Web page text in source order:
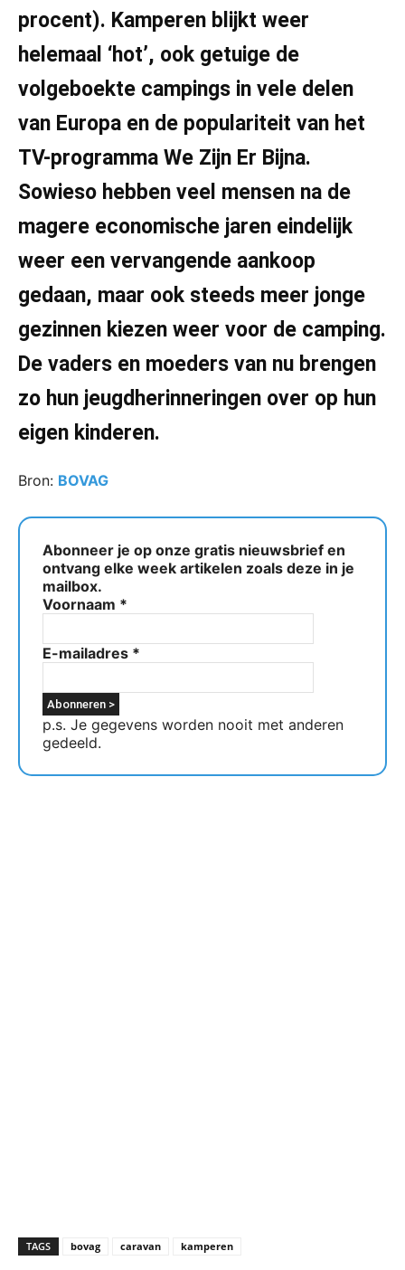
procent). Kamperen blijkt weer
helemaal ‘hot’, ook getuige de
volgeboekte campings in vele delen
van Europa en de populariteit van het
TV-programma We Zijn Er Bijna.
Sowieso hebben veel mensen na de
magere economische jaren eindelijk
weer een vervangende aankoop
gedaan, maar ook steeds meer jonge
gezinnen kiezen weer voor de camping.
De vaders en moeders van nu brengen
zo hun jeugdherinneringen over op hun
eigen kinderen.
Bron: BOVAG
Abonneer je op onze gratis nieuwsbrief en
ontvang elke week artikelen zoals deze in je
mailbox.
Voornaam *
E-mailadres *
p.s. Je gegevens worden nooit met anderen
gedeeld.
TAGS bovag caravan kamperen